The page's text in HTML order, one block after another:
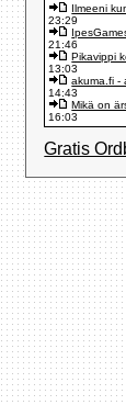
Ilmeeni
23:29
21:46
Pikavippi
13:03
akuma.fi -
14:43
Mikä on
16:03
Gratis